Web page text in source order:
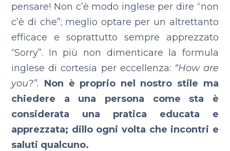
pensare! Non c’è modo inglese per dire “non
c’è di che”; meglio optare per un altrettanto
efficace e soprattutto sempre apprezzato
“Sorry”. In più non dimenticare la formula
inglese di cortesia per eccellenza: “How are
you?”. Non è proprio nel nostro stile ma
chiedere a una persona come sta è
considerata una pratica educata e
apprezzata; dillo ogni volta che incontri e
saluti qualcuno.